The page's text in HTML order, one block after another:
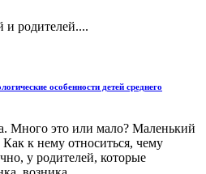
и родителей....
особенности детей среднего
Много это или мало? Маленький
к нему относиться, чему
у родителей, которые